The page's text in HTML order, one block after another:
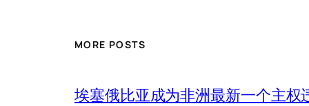
MORE POSTS
埃塞俄比亚成为非洲最新一个主权